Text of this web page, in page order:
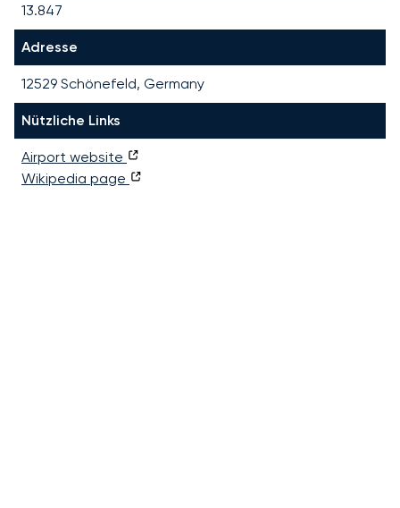
13.847
Adresse
12529 Schönefeld, Germany
Nützliche Links
Airport website
Wikipedia page